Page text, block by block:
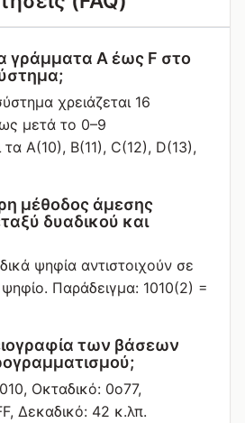
γράμματα A έως F στο
χρειάζεται 16
μετά το 0–9
τα A(10), B(11), C(12), D(13),
μέθοδος άμεσης
δυαδικού και
ψηφία αντιστοιχούν σε
Παράδειγμα: 1010(2) =
των βάσεων
Οκταδικό: 0o77,
Δεκαδικό: 42 κ.λπ.